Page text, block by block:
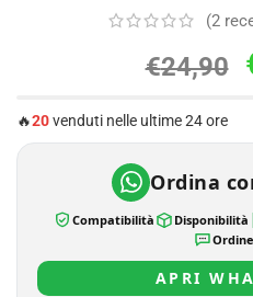
(2
€24,90
🔥20venduti nelle ultime 24 ore
Ordina
Compatibilità Disponibilità
APRI